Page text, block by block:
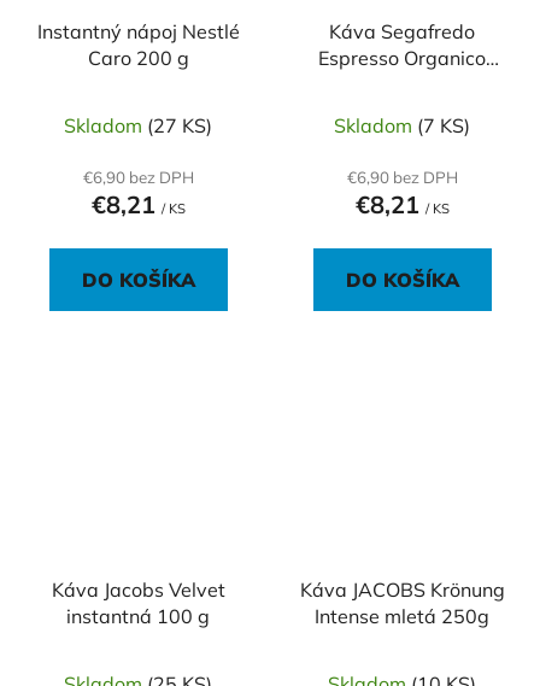
Instantný nápoj Nestlé
Caro 200 g
Skladom (27 KS)
€6,90 bez DPH
€8,21 / KS
DO KOŠÍKA
Káva Segafredo
Espresso Organico
Skladom (7 KS)
€6,90 bez DPH
€8,21 / KS
DO KOŠÍKA
Káva Jacobs Velvet
instantná 100 g
Káva JACOBS Krönung
Intense mletá 250g